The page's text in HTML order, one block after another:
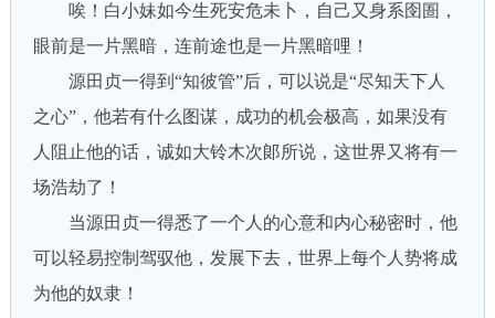
唉！白小妹如今生死安危未卜，自己又身系囹圄，
眼前是一片黑暗，连前途也是一片黑暗哩！
源田贞一得到“知彼管”后，可以说是“尽知天下人
之心”，他若有什么图谋，成功的机会极高，如果没有
人阻止他的话，诚如大铃木次郞所说，这世界又将有一
场浩劫了！
当源田贞一得悉了一个人的心意和内心秘密时，他
可以轻易控制驾驭他，发展下去，世界上每个人势将成
为他的奴隶！